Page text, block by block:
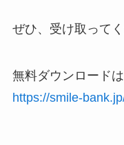
ぜひ、受け取って
無料ダウンロード
https://smile-